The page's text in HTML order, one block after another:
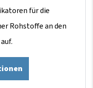
für die
Rohstoffe an den